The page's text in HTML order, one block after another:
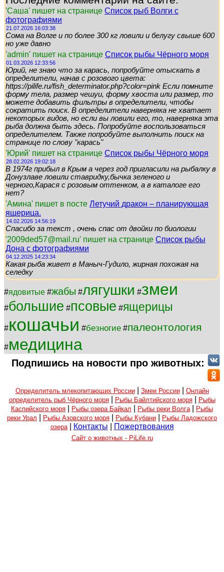
'Саша' пишет на странице Список рыб Волги с
фотографиями
21.07.2026 16:03:38
Сома на Волге и по более 300 кг ловили и белугу свыше 600
но уже давно
'admin' пишет на странице Список рыбы Чёрного моря
01.03.2026 12:33:56
Юрий, не знаю что за карась, попробуйте отыскать в
определители, начав с розового цвета:
https://pilife.ru/fish_determinator.php?color=pink Если помните
форму тела, размер чешуи, форму хвоста или размер, то
можете добавить фильтры в определители, чтобы
сократить поиск. В определители наверняка не хватает
некоторых видов, но если вы ловили его, то, наверняка эта
рыба должна быть здесь. Попробуйте воспользоваться
определителем. Также попробуйте выполнить поиск на
странице по слову "карась"
'Юрий' пишет на странице Список рыбы Чёрного моря
28.02.2026 19:02:18
В 1974г прибыл в Крым а через год пригласили на рыбалку в
Донузлаве ловили ставридку,бычка зеленого и
черного,Карася с розовым оттенком, а в каталоге его
нет?
'Амина' пишет в посте Летучий дракон – планирующая
ящерица.
14.02.2026 14:56:19
Спасибо за текст , очень спас от двойки по биологии
'2009ded57@mail.ru' пишет на странице Список рыбы
Дона с фотографиями
04.12.2025 14:23:34
Какая рыба живет в Маныч-Гудило, жирная похожая на
селедку
#ядовитые #жабы #лягушки #змеи
#большие #псовые #ящерицы
#кошачьи #безногие #палеонтология
#медицина
Подпишись на новости про животных:
Определитель млекопитающих России| Змеи России| Онлайн
определитель рыб Чёрного моря| Рыбы Байлтийского моря|
Рыбы
Каспийского моря
Рыбы озера Байкал Рыбы реки Волга
Рыбы
реки Урал
Рыбы Азовского моря Рыбы Кубани
Рыбы Ладожского
озера| Контакты Пожертвования
Сайт о животных - PiLife.ru